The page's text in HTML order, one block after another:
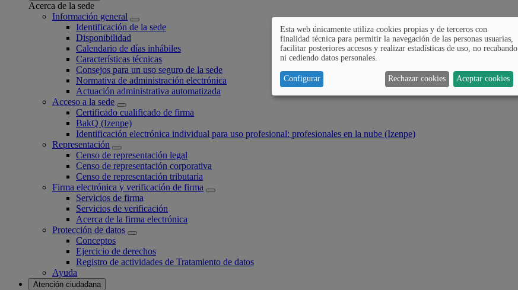
Acerca de la sede
Información general
Identificación de la sede
Disponibilidad
Calendario de días inhábiles
Características técnicas
Consejos para un uso seguro de la sede
Normativa de administración electrónica
Actuación administrativa automatizada
Acceso a la sede
Certificado cualificado de firma
BakQ (Izenpe)
Identificación electrónica individual para uso profesional: profesionales en la nube (Izenpe)
Representación
Censo de representación legal
Censo de representación corporativa
Censo de representación tributaria
Firma electrónica y verificación de firma
Servicios de firma
Servicios de verificación
Acerca de la firma electrónica
Protección de datos
Conceptos
Ejercicio de derechos
Registro de actividades de Tratamiento de datos
Ayuda
Atención ciudadana
Esta web únicamente utiliza cookies propias y de terceros con
finalidad técnica para permitir la navegación de las personas usuarias,
facilitar posteriores accesos y realizar estadísticas de uso, no recabando
ni cediendo datos personales.
Configurar Rechazar cookies Aceptar cookies